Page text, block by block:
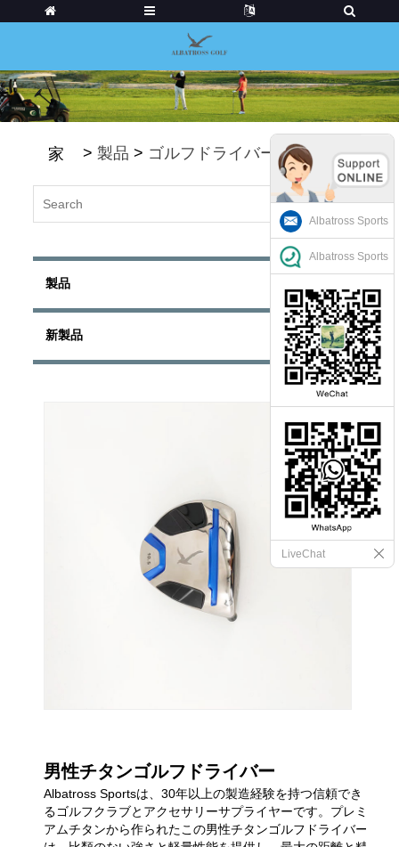
家 > 製品 > ゴルフドライバー
製品
新製品
男性チタンゴルフドライバー
Albatross Sportsは、30年以上の製造経験を持つ信頼でき
るゴルフクラブとアクセサリーサプライヤーです。プレミ
アムチタンから作られたこの男性チタンゴルフドライバー
Albatross Sports
Albatross Sports
LiveChat